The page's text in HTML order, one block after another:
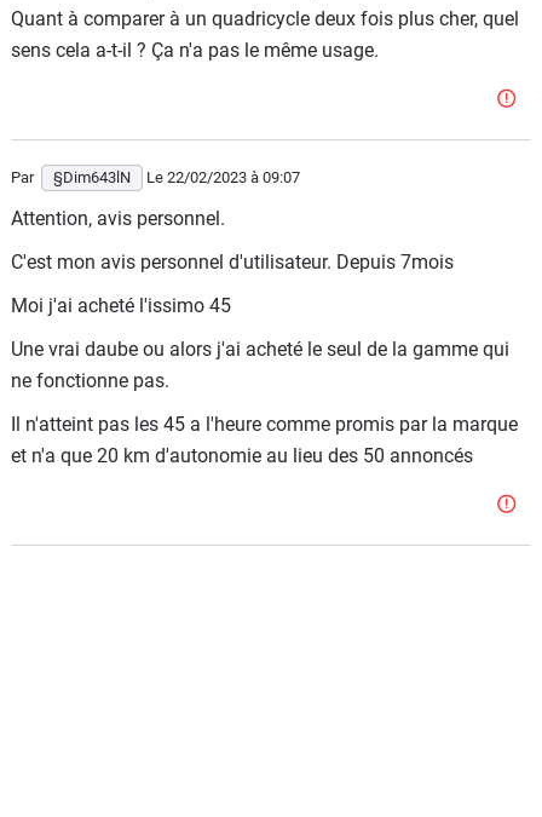
Quant à comparer à un quadricycle deux fois plus cher, quel
sens cela a-t-il ? Ça n'a pas le même usage.
Par §Dim643lN Le 22/02/2023 à 09:07
Attention, avis personnel.
C'est mon avis personnel d'utilisateur. Depuis 7mois
Moi j'ai acheté l'issimo 45
Une vrai daube ou alors j'ai acheté le seul de la gamme qui
ne fonctionne pas.
Il n'atteint pas les 45 a l'heure comme promis par la marque
et n'a que 20 km d'autonomie au lieu des 50 annoncés